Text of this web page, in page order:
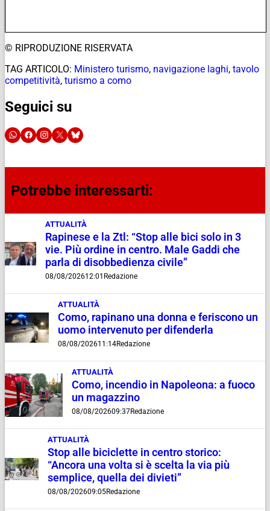
© RIPRODUZIONE RISERVATA
TAG ARTICOLO: Ministero turismo, navigazione laghi, tavolo
competitività, turismo a como
Seguici su
Potrebbe interessarti:
ATTUALITÀ
Rapinese e la Ztl: “Stop alle bici solo in 3
vie. Più ordine in centro. Male Gaddi che
parla di disobbedienza civile”
08/08/202612:01 Redazione
ATTUALITÀ
Como, rapinano una donna e feriscono un
uomo intervenuto per difenderla
08/08/202611:14Redazione
ATTUALITÀ
Como, incendio in Napoleona: a fuoco
un magazzino
08/08/202609:37Redazione
ATTUALITÀ
Stop alle biciclette in centro storico:
“Ancora una volta si è scelta la via più
semplice, quella dei divieti”
08/08/202609:05Redazione